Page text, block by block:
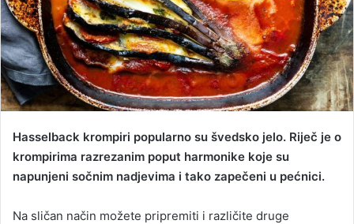
Hasselback krompiri popularno su švedsko jelo. Riječ je o
krompirima razrezanim poput harmonike koje su
napunjeni sočnim nadjevima i tako zapečeni u pećnici.
Na sličan način možete pripremiti i različite druge